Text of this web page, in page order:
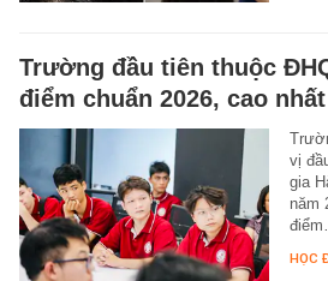
Trường đầu tiên thuộc
điểm chuẩn 2026, cao
vị
gia
năm
HỌC